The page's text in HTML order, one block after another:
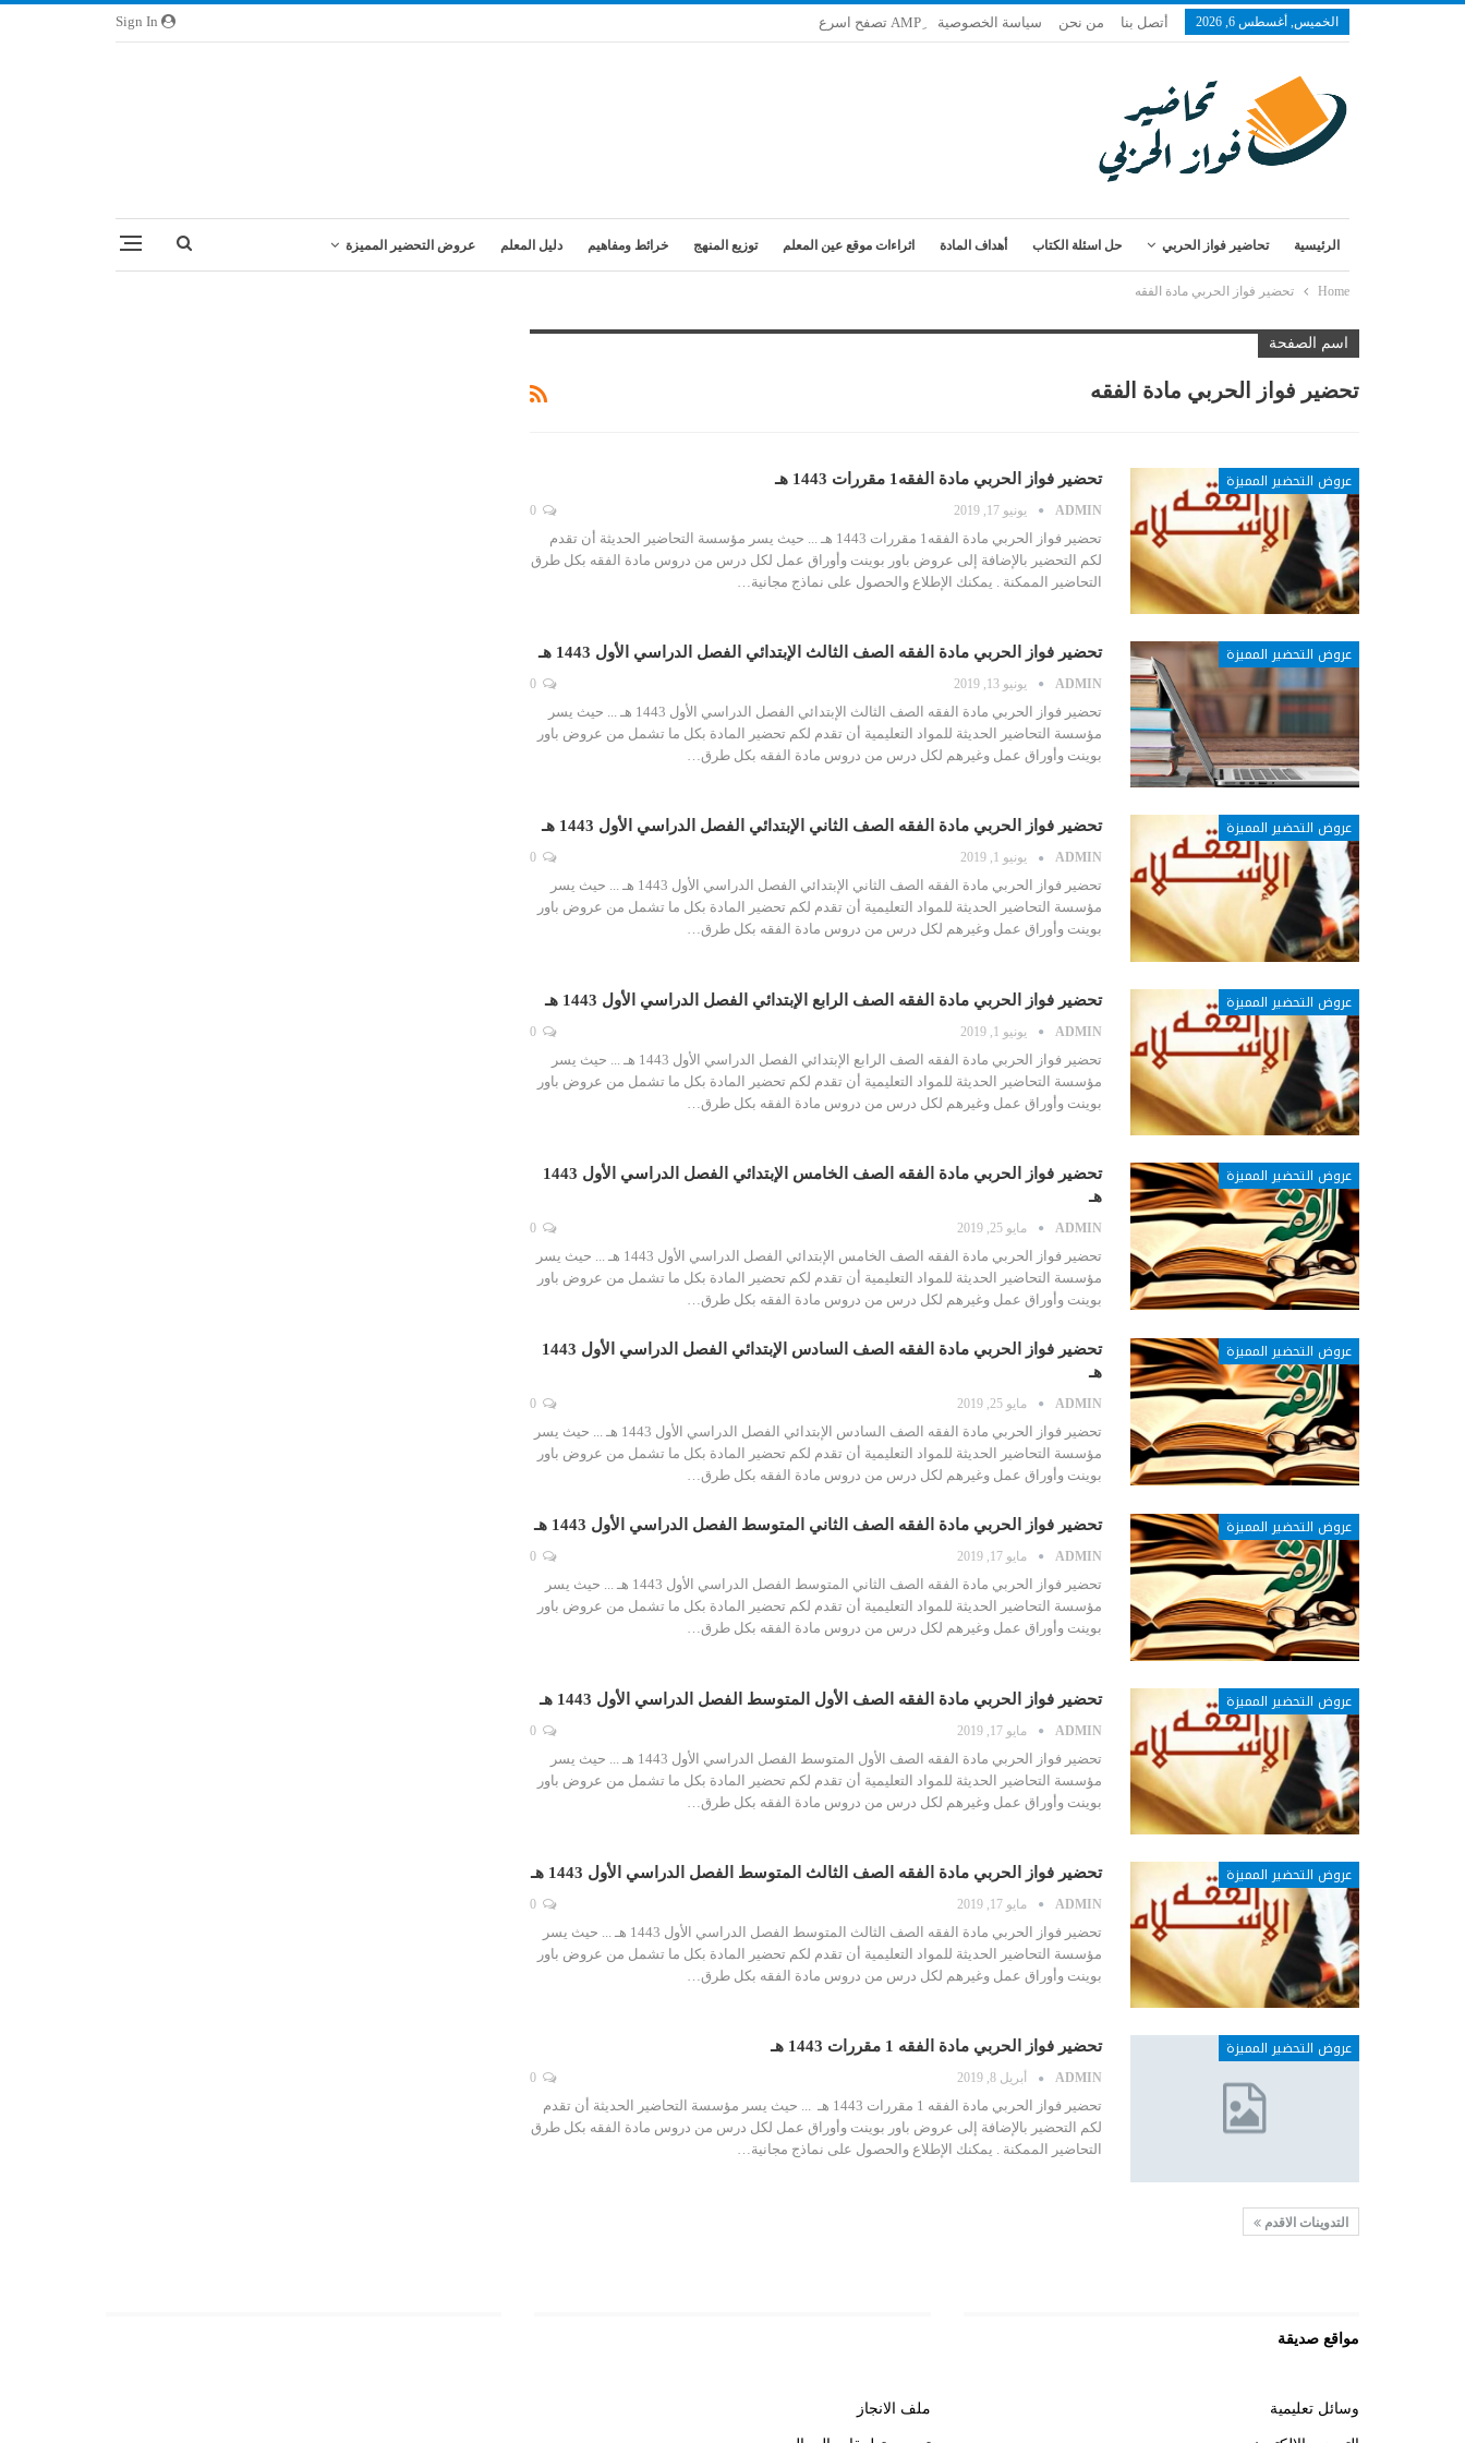
الخميس, أغسطس 6, 2026 أتصل بنا من نحن سياسة الخصوصية
الرئيسية تحاضير فواز الحربي حل اسئلة الكتاب أهداف المادة اثراءات موقع عين المعلم توزيع المنهج خرائط ومفاهيم دليل المعلم عروض التحضير المميزة
Home تحضير فواز الحربي مادة الفقه
اسم الصفحة
تحضير فواز الحربي مادة الفقه
عروض التحضير المميزة تحضير فواز الحربي مادة الفقه1 مقررات 1443 هـ
ADMIN يونيو 17, 2019
تحضير فواز الحربي مادة الفقه1 مقررات 1443 هـ ... حيث يسر مؤسسة التحاضير الحديثة أن تقدم
لكم التحضير بالإضافة إلى عروض باور بوينت وأوراق عمل لكل درس من دروس مادة الفقه بكل طرق
التحاضير الممكنة . يمكنك الإطلاع والحصول على نماذج مجانية…
عروض التحضير المميزة تحضير فواز الحربي مادة الفقه الصف الثالث الإبتدائي الفصل الدراسي الأول 1443 هـ
ADMIN يونيو 13, 2019
تحضير فواز الحربي مادة الفقه الصف الثالث الإبتدائي الفصل الدراسي الأول 1443 هـ ... حيث يسر
مؤسسة التحاضير الحديثة للمواد التعليمية أن تقدم لكم تحضير المادة بكل ما تشمل من عروض باور
بوينت وأوراق عمل وغيرهم لكل درس من دروس مادة الفقه بكل طرق…
عروض التحضير المميزة تحضير فواز الحربي مادة الفقه الصف الثاني الإبتدائي الفصل الدراسي الأول 1443 هـ
ADMIN يونيو 1, 2019
تحضير فواز الحربي مادة الفقه الصف الثاني الإبتدائي الفصل الدراسي الأول 1443 هـ ... حيث يسر
مؤسسة التحاضير الحديثة للمواد التعليمية أن تقدم لكم تحضير المادة بكل ما تشمل من عروض باور
بوينت وأوراق عمل وغيرهم لكل درس من دروس مادة الفقه بكل طرق…
عروض التحضير المميزة تحضير فواز الحربي مادة الفقه الصف الرابع الإبتدائي الفصل الدراسي الأول 1443 هـ
ADMIN يونيو 1, 2019
تحضير فواز الحربي مادة الفقه الصف الرابع الإبتدائي الفصل الدراسي الأول 1443 هـ ... حيث يسر
مؤسسة التحاضير الحديثة للمواد التعليمية أن تقدم لكم تحضير المادة بكل ما تشمل من عروض باور
بوينت وأوراق عمل وغيرهم لكل درس من دروس مادة الفقه بكل طرق…
عروض التحضير المميزة
تحضير فواز الحربي مادة الفقه الصف الخامس الإبتدائي الفصل الدراسي الأول 1443
هـ
ADMIN مايو 25, 2019
تحضير فواز الحربي مادة الفقه الصف الخامس الإبتدائي الفصل الدراسي الأول 1443 هـ ... حيث يسر
مؤسسة التحاضير الحديثة للمواد التعليمية أن تقدم لكم تحضير المادة بكل ما تشمل من عروض باور
بوينت وأوراق عمل وغيرهم لكل درس من دروس مادة الفقه بكل طرق…
عروض التحضير المميزة
تحضير فواز الحربي مادة الفقه الصف السادس الإبتدائي الفصل الدراسي الأول 1443
هـ
ADMIN مايو 25, 2019
تحضير فواز الحربي مادة الفقه الصف السادس الإبتدائي الفصل الدراسي الأول 1443 هـ ... حيث يسر
مؤسسة التحاضير الحديثة للمواد التعليمية أن تقدم لكم تحضير المادة بكل ما تشمل من عروض باور
بوينت وأوراق عمل وغيرهم لكل درس من دروس مادة الفقه بكل طرق…
عروض التحضير المميزة تحضير فواز الحربي مادة الفقه الصف الثاني المتوسط الفصل الدراسي الأول 1443 هـ
ADMIN مايو 17, 2019
تحضير فواز الحربي مادة الفقه الصف الثاني المتوسط الفصل الدراسي الأول 1443 هـ ... حيث يسر
مؤسسة التحاضير الحديثة للمواد التعليمية أن تقدم لكم تحضير المادة بكل ما تشمل من عروض باور
بوينت وأوراق عمل وغيرهم لكل درس من دروس مادة الفقه بكل طرق…
عروض التحضير المميزة تحضير فواز الحربي مادة الفقه الصف الأول المتوسط الفصل الدراسي الأول 1443 هـ
ADMIN مايو 17, 2019
تحضير فواز الحربي مادة الفقه الصف الأول المتوسط الفصل الدراسي الأول 1443 هـ ... حيث يسر
مؤسسة التحاضير الحديثة للمواد التعليمية أن تقدم لكم تحضير المادة بكل ما تشمل من عروض باور
بوينت وأوراق عمل وغيرهم لكل درس من دروس مادة الفقه بكل طرق…
عروض التحضير المميزة تحضير فواز الحربي مادة الفقه الصف الثالث المتوسط الفصل الدراسي الأول 1443 هـ
ADMIN مايو 17, 2019
تحضير فواز الحربي مادة الفقه الصف الثالث المتوسط الفصل الدراسي الأول 1443 هـ ... حيث يسر
مؤسسة التحاضير الحديثة للمواد التعليمية أن تقدم لكم تحضير المادة بكل ما تشمل من عروض باور
بوينت وأوراق عمل وغيرهم لكل درس من دروس مادة الفقه بكل طرق…
عروض التحضير المميزة تحضير فواز الحربي مادة الفقه 1 مقررات 1443 هـ
ADMIN أبريل 8, 2019
تحضير فواز الحربي مادة الفقه 1 مقررات 1443 هـ ... حيث يسر مؤسسة التحاضير الحديثة أن تقدم
لكم التحضير بالإضافة إلى عروض باور بوينت وأوراق عمل لكل درس من دروس مادة الفقه بكل طرق
التحاضير الممكنة . يمكنك الإطلاع والحصول على نماذج مجانية…
التدوينات الاقدم
مواقع صديقة
وسائل تعليمية ملف الانجاز